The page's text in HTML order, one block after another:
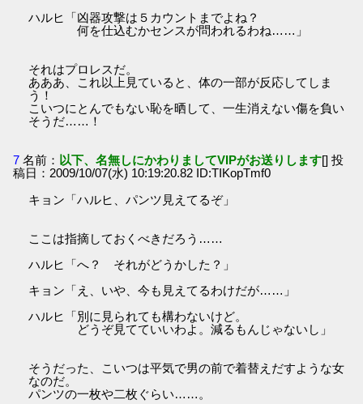
ハルヒ「凶器攻撃は５カウントまでよね？
何を仕込むかセンスが問われるわね……」
それはプロレスだ。
あああ、これ以上見ていると、体の一部が反応してしま
う！
こいつにとんでもない恥を晒して、一生消えない傷を負い
そうだ……！
7 名前： 以下、名無しにかわりましてVIPがお送りします[] 投
稿日：2009/10/07(水) 10:19:20.82 ID:TIKopTmf0
キョン「ハルヒ、パンツ見えてるぞ」
ここは指摘しておくべきだろう……
ハルヒ「へ？ それがどうかした？」
キョン「え、いや、今も見えてるわけだが……」
ハルヒ「別に見られても構わないけど。
どうぞ見てていいわよ。減るもんじゃないし」
そうだった、こいつは平気で男の前で着替えだすような女
なのだ。
パンツの一枚や二枚ぐらい……。